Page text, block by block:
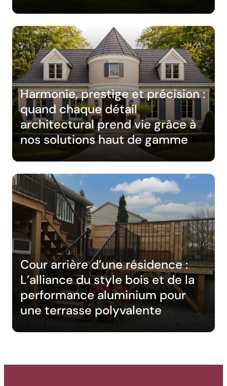
Harmonie, prestige et précision :
quand chaque détail
architectural prend vie grâce à
nos solutions haut de gamme
Cour arrière d’une résidence :
L’alliance du style bois et de la
performance aluminium pour
une terrasse polyvalente